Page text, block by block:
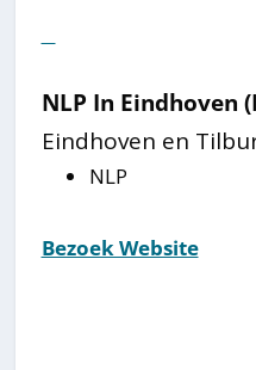
NLP In Eindhoven
Eindhoven en
NLP
Bezoek Website